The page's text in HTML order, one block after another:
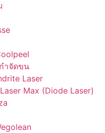
ำจัดขน
Laser
Max (Diode Laser)